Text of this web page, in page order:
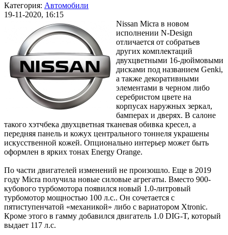
Категория: Автомобили
19-11-2020, 16:15
Nissan Micra в новом
исполнении N-Design
отличается от собратьев
других комплектаций
двухцветными 16-дюймовыми
дисками под названием Genki,
а также декоративными
элементами в черном либо
серебристом цвете на
корпусах наружных зеркал,
бамперах и дверях. В салоне
такого хэтчбека двухцветная тканевая обивка кресел, а
передняя панель и кожух центрального тоннеля украшены
искусственной кожей. Опционально интерьер может быть
оформлен в ярких тонах Energy Orange.
По части двигателей изменений не произошло. Еще в 2019
году Micra получила новые силовые агрегаты. Вместо 900-
кубового турбомотора появился новый 1.0-литровый
турбомотор мощностью 100 л.с.. Он сочетается с
пятиступенчатой «механикой» либо с вариатором Xtronic.
Кроме этого в гамму добавился двигатель 1.0 DIG-T, который
выдает 117 л.с.